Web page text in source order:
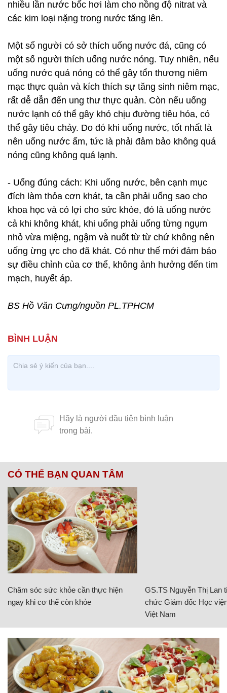
nhiều lần nước bốc hơi làm cho nồng độ nitrat và
các kim loại nặng trong nước tăng lên.
Một số người có sở thích uống nước đá, cũng có
một số người thích uống nước nóng. Tuy nhiên, nếu
uống nước quá nóng có thể gây tổn thương niêm
mạc thực quản và kích thích sự tăng sinh niêm mạc,
rất dễ dẫn đến ung thư thực quản. Còn nếu uống
nước lạnh có thể gây khó chịu đường tiêu hóa, có
thể gây tiêu chảy. Do đó khi uống nước, tốt nhất là
nên uống nước ấm, tức là phải đảm bảo không quá
nóng cũng không quá lạnh.
- Uống đúng cách: Khi uống nước, bên cạnh mục
đích làm thỏa cơn khát, ta cần phải uống sao cho
khoa học và có lợi cho sức khỏe, đó là uống nước
cả khi không khát, khi uống phải uống từng ngụm
nhỏ vừa miệng, ngậm và nuốt từ từ chứ không nên
uống ừng ực cho đã khát. Có như thế mới đảm bảo
sự điều chỉnh của cơ thể, không ảnh hưởng đến tim
mạch, huyết áp.
BS Hồ Văn Cưng/nguồn PL.TPHCM
CÓ THỂ BẠN QUAN TÂM
Chăm sóc sức khỏe cần thực hiện
ngay khi cơ thể còn khỏe
GS.TS Nguyễn Thị Lan
chức Giám đốc Học
Việt Nam